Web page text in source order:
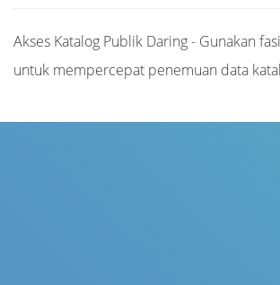
Akses Katalog Publik Daring - Gunakan
untuk mempercepat penemuan data